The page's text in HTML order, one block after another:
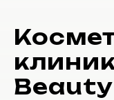
Beauty